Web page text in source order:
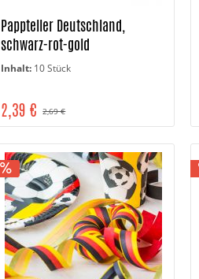
Pappteller Deutschland,
schwarz-rot-gold
Inhalt: 10 Stück
2,69 €
2,39 €